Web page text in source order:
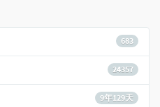
683
24357
9年129天